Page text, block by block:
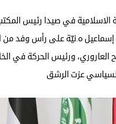
الاسلامية في صيدا رئيس
إسماعيل ه.نيّة على رأس وفد من
العاروري، ورئيس الحركة في
عزت الرشق